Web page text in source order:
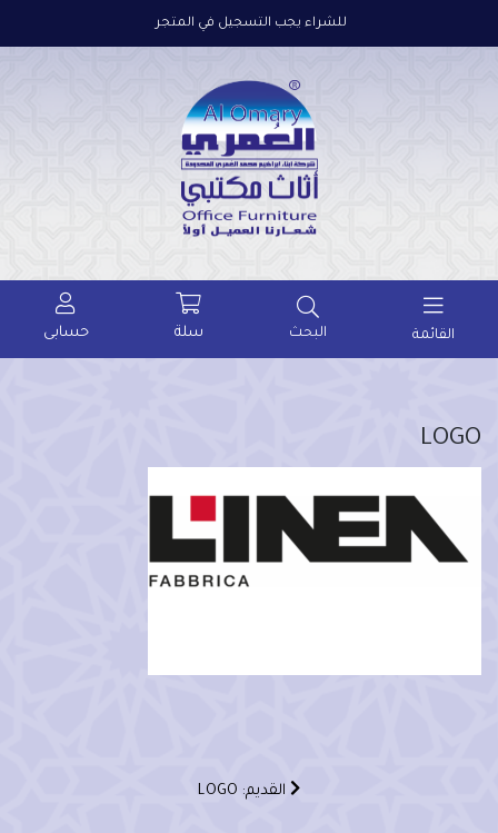
للشراء يجب التسجيل في المتجر
القائمة البحث سلة حسابى
LOGO
القديم: LOGO